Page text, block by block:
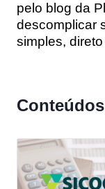
pelo blog da
descomplicar
simples,